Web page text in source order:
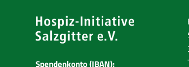
Spendenkonto (IBAN):